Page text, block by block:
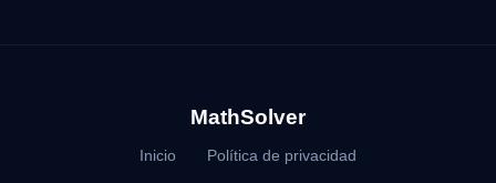
MathSolver
Inicio Política de privacidad